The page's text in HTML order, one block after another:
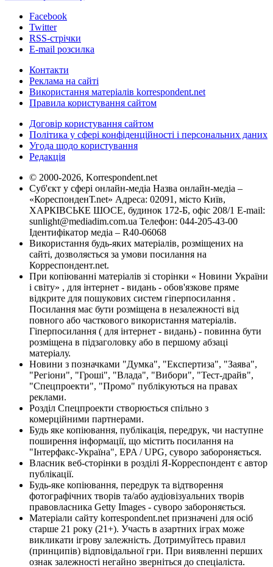
Facebook
Twitter
RSS-стрічки
E-mail розсилка
Контакти
Реклама на сайті
Використання матеріалів korrespondent.net
Правила користування сайтом
Договір користування сайтом
Політика у сфері конфіденційності і персональних даних
Угода щодо користування
Редакція
© 2000-2026, Korrespondent.net
Суб'єкт у сфері онлайн-медіа Назва онлайн-медіа –
«КореспонденТ.net» Адреса: 02091, місто Київ,
ХАРКІВСЬКЕ ШОСЕ, будинок 172-Б, офіс 208/1 E-mail:
sunlight@mediadim.com.ua Телефон: 044-205-43-00
Ідентифікатор медіа – R40-06068
Використання будь-яких матеріалів, розміщених на
сайті, дозволяється за умови посилання на
Корреспондент.net.
При копіюванні матеріалів зі сторінки « Новини України
і світу» , для інтернет - видань - обов'язкове пряме
відкрите для пошукових систем гіперпосилання .
Посилання має бути розміщена в незалежності від
повного або часткового використання матеріалів.
Гіперпосилання ( для інтернет - видань) - повинна бути
розміщена в підзаголовку або в першому абзаці
матеріалу.
Новини з позначками "Думка", "Експертиза", "Заява",
"Регіони", "Гроші", "Влада", "Вибори", "Тест-драйв",
"Спецпроекти", "Промо" публікуються на правах
реклами.
Розділ Спецпроекти створюється спільно з
комерційними партнерами.
Будь яке копіювання, публікація, передрук, чи наступне
поширення інформації, що містить посилання на
"Інтерфакс-Україна", EPA / UPG, суворо забороняється.
Власник веб-сторінки в розділі Я-Корреспондент є автор
публікації.
Будь-яке копіювання, передрук та відтворення
фотографічних творів та/або аудіовізуальних творів
правовласника Getty Images - суворо забороняється.
Матеріали сайту korrespondent.net призначені для осіб
старше 21 року (21+). Участь в азартних іграх може
викликати ігрову залежність. Дотримуйтесь правил
(принципів) відповідальної гри. При виявленні перших
ознак залежності негайно зверніться до спеціаліста.